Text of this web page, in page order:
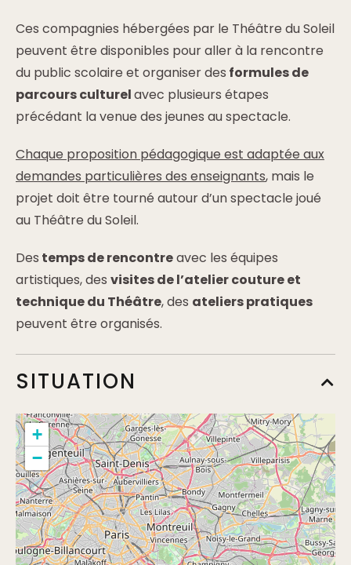
Ces compagnies hébergées par le Théâtre du Soleil
peuvent être disponibles pour aller à la rencontre
du public scolaire et organiser des formules de
parcours culturelavec plusieurs étapes
précédant la venue des jeunes au spectacle.
Chaque proposition pédagogique est adaptée aux
demandes particulières des enseignants, mais le
projet doit être tourné autour d’un spectacle joué
au Théâtre du Soleil.
Des temps de rencontreavec les équipes
artistiques, des visites de l’atelier couture et
technique du Théâtre, des ateliers pratiques
peuvent être organisés.
SITUATION
+
−